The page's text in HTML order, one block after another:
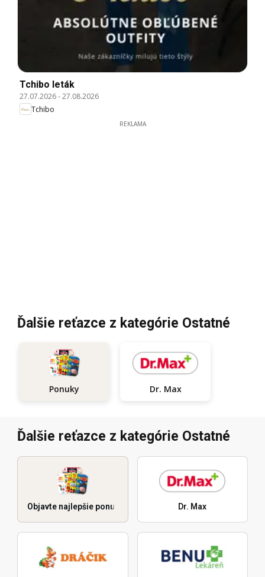
Tchibo leták
27.07.2026-27.08.2026
Tchibo
REKLAMA
Ďalšie reťazce z kategórie Ostatné
Ponuky Dr. Max
Ďalšie reťazce z kategórie Ostatné
Objavte najlepšie ponuky Dr. Max